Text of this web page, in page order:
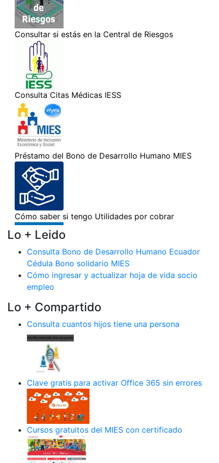
Lo + Leido
Consulta Bono de Desarrollo Humano Ecuador
Cédula Bono solidario MIES
Cómo ingresar y actualizar hoja de vida socio
empleo
Lo + Compartido
Consulta cuantos hijos tiene una persona
Clave gratis para activar Office 365 sin errores
Cursos gratuitos del MIES con certificado